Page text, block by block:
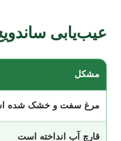
عیب‌یابی
مشکل
مرغ سفت و خشک شده
قارچ آب انداخته است